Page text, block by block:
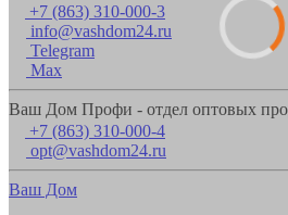
+7 (863) 310-000-3
info@vashdom24.ru
Telegram
Max
Ваш Дом Профи - отдел оптовых
+7 (863) 310-000-4
opt@vashdom24.ru
Ваш Дом